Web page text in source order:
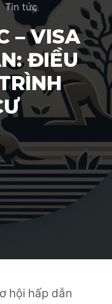
Tin tức
– VISA
ĐIỀU
hội hấp dẫn